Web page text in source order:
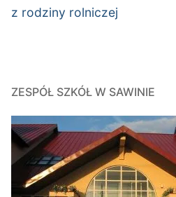
z rodziny rolniczej
ZESPÓŁ SZKÓŁ W SAWINIE